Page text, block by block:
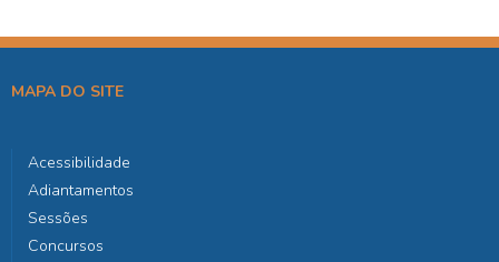
MAPA DO SITE
Acessibilidade
Adiantamentos
Sessões
Concursos